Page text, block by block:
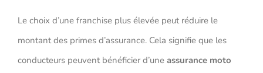
Le choix d’une franchise plus élevée peut réduire le
montant des primes d’assurance. Cela signifie que les
conducteurs peuvent bénéficier d’une assurance moto